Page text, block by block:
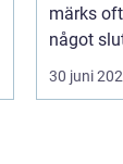
märks
något
Maskiner
30 juni